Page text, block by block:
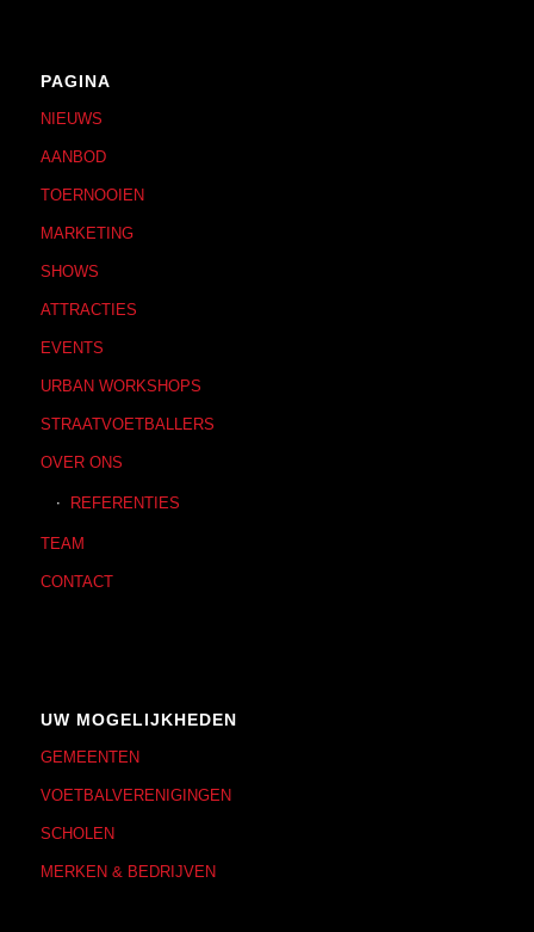
PAGINA
NIEUWS
AANBOD
TOERNOOIEN
MARKETING
SHOWS
ATTRACTIES
EVENTS
URBAN WORKSHOPS
STRAATVOETBALLERS
OVER ONS
REFERENTIES
TEAM
CONTACT
UW MOGELIJKHEDEN
GEMEENTEN
VOETBALVERENIGINGEN
SCHOLEN
MERKEN & BEDRIJVEN